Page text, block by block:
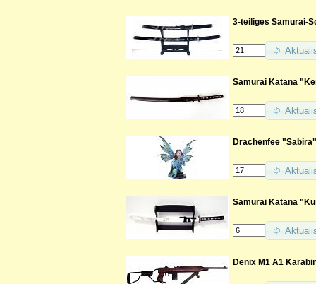
3-teiliges Samurai-
Samurai Katana
Drachenfee "Sabira"
Samurai Katana
Denix M1 A1